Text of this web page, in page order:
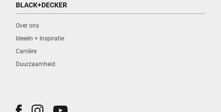
BLACK+DECKER
Over ons
Ideeën + Inspiratie
Carrière
Duurzaamheid